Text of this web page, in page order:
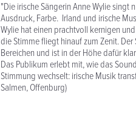
"Die irische Sängerin Anne Wylie
Ausdruck, Farbe. Irland und irische
Wylie hat einen prachtvoll kernigen
die Stimme fliegt hinauf zum Zenit.
Bereichen und ist in der Höhe dafür
Das Publikum erlebt mit, wie das
Stimmung wechselt: irische Musik
Salmen, Offenburg)